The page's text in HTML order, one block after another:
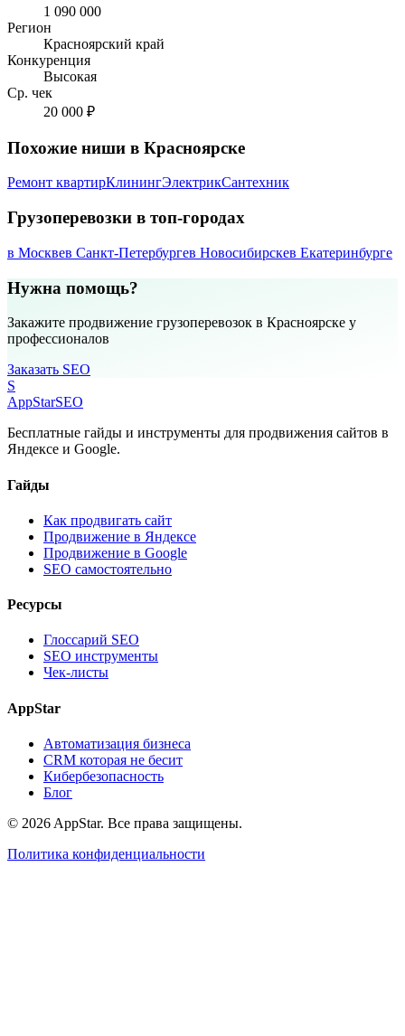
1 090 000
Регион
Красноярский край
Конкуренция
Высокая
Ср. чек
20 000 ₽
Похожие ниши в Красноярске
Ремонт квартирКлинингЭлектрикСантехник
Грузоперевозки в топ-городах
в Москвев Санкт-Петербургев Новосибирскев Екатеринбурге
Нужна помощь?
Закажите продвижение грузоперевозок в Красноярске у
профессионалов
Заказать SEO
S
AppStarSEO
Бесплатные гайды и инструменты для продвижения сайтов в
Яндексе и Google.
Гайды
Как продвигать сайт
Продвижение в Яндексе
Продвижение в Google
SEO самостоятельно
Ресурсы
Глоссарий SEO
SEO инструменты
Чек-листы
AppStar
Автоматизация бизнеса
CRM которая не бесит
Кибербезопасность
Блог
© 2026 AppStar. Все права защищены.
Политика конфиденциальности